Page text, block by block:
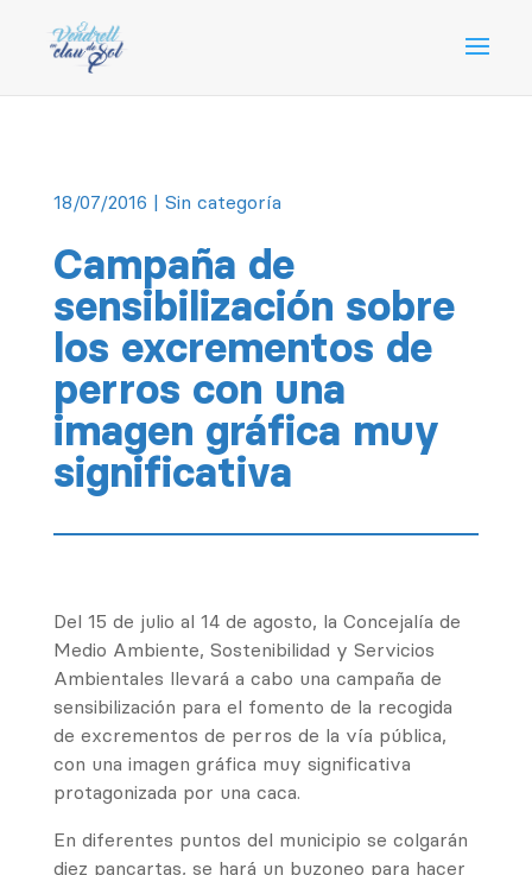
18/07/2016 | Sin categoría
Campaña de
sensibilización sobre
los excrementos de
perros con una
imagen gráfica muy
significativa
Del 15 de julio al 14 de agosto, la Concejalía de
Medio Ambiente, Sostenibilidad y Servicios
Ambientales llevará a cabo una campaña de
sensibilización para el fomento de la recogida
de excrementos de perros de la vía pública,
con una imagen gráfica muy significativa
protagonizada por una caca.
En diferentes puntos del municipio se colgarán
diez pancartas, se hará un buzoneo para hacer